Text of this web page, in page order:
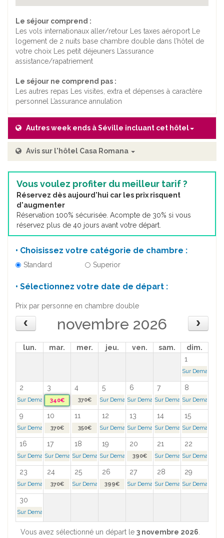
Le séjour comprend :
Les vols internationaux aller/retour Les taxes aéroport Le
logement de 2 nuits base chambre double dans l’hôtel de
votre choix Les petit déjeuners L’assurance
assistance/rapatriement
Le séjour ne comprend pas :
Les autres repas Les visites, extra et dépenses à caractère
personnel L’assurance annulation
Autres week ends à Séville incluant cet hôtel
Avis sur l'hôtel Casa Romana
Vous voulez profiter du meilleur tarif ?
Réservez dès aujourd'hui car les prix risquent
d'augmenter
Réservation 100% sécurisée. Acompte de 30% si vous
réservez plus de 40 jours avant votre départ.
• Choisissez votre catégorie de chambre :
Standard Superior
• Sélectionnez votre date de départ :
Prix par personne en chambre double
novembre 2026
lun. mar. mer. jeu. ven. sam.
dim.
1
Sur Demande >
2 3 4 5 6 7 8
Sur Demande >340€ 370€ Sur Demande >Sur Demande >Sur Demande >Sur Demande >
9 10 11 12 13 14 15
Sur Demande >370€ 350€ Sur Demande >Sur Demande >Sur Demande >Sur Demande >
16 17 18 19 20 21 22
Sur Demande >Sur Demande >Sur Demande >Sur Demande >390€ Sur Demande >Sur Demande >
23 24 25 26 27 28 29
Sur Demande >370€ Sur Demande >399€ Sur Demande >Sur Demande >Sur Demande >
30
Sur Demande >
Vous avez sélectionné un départ le 3 novembre 2026.